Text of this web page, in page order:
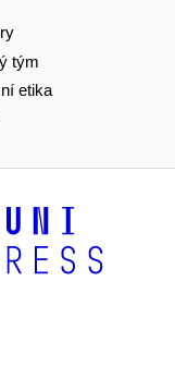
tým
etika